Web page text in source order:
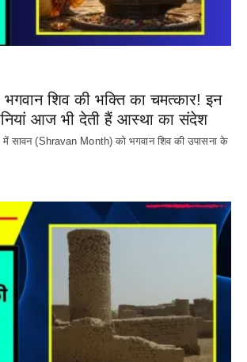
शिव की भक्ति का चमत्कार! इन
आज भी देती हैं आस्था का संदेश
में सावन (Shravan Month) को भगवान शिव की उपासना के